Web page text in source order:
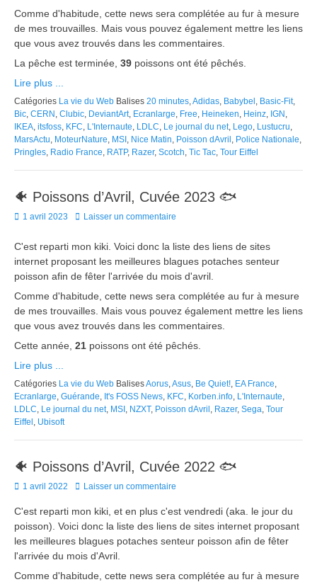
Comme d'habitude, cette news sera complétée au fur à mesure
de mes trouvailles. Mais vous pouvez également mettre les liens
que vous avez trouvés dans les commentaires.
La pêche est terminée, 39 poissons ont été pêchés.
Lire plus ...
Catégories La vie du Web Balises 20 minutes,Adidas, Babybel , Basic-Fit,
Bic, CERN , Clubic, DeviantArt, Ecranlarge, Free, Heineken, Heinz, IGN ,
IKEA, itsfoss, KFC, L'Internaute, LDLC, Le journal du net, Lego, Lustucru,
MarsActu, MoteurNature, MSI , Nice Matin, Poisson dAvril , Police Nationale,
Pringles, Radio France, RATP, Razer, Scotch, Tic Tac, Tour Eiffel
🐠 Poissons d’Avril, Cuvée 2023 🐟
Posted
1 avril 2023 Laisser un commentaire
C'est reparti mon kiki. Voici donc la liste des liens de sites
internet proposant les meilleures blagues potaches senteur
poisson afin de fêter l'arrivée du mois d'avril.
Comme d'habitude, cette news sera complétée au fur à mesure
de mes trouvailles. Mais vous pouvez également mettre les liens
que vous avez trouvés dans les commentaires.
Cette année, 21 poissons ont été pêchés.
Lire plus ...
Catégories La vie du Web BalisesAorus,Asus, Be Quiet!, EA France,
Ecranlarge, Guérande, It's FOSS News, KFC, Korben.info, L'Internaute,
LDLC, Le journal du net, MSI , NZXT, Poisson dAvril , Razer, Sega, Tour
Eiffel , Ubisoft
🐠 Poissons d’Avril, Cuvée 2022 🐟
Posted
1 avril 2022 Laisser un commentaire
C'est reparti mon kiki, et en plus c'est vendredi (aka. le jour du
poisson). Voici donc la liste des liens de sites internet proposant
les meilleures blagues potaches senteur poisson afin de fêter
l'arrivée du mois d'Avril.
Comme d'habitude, cette news sera complétée au fur à mesure